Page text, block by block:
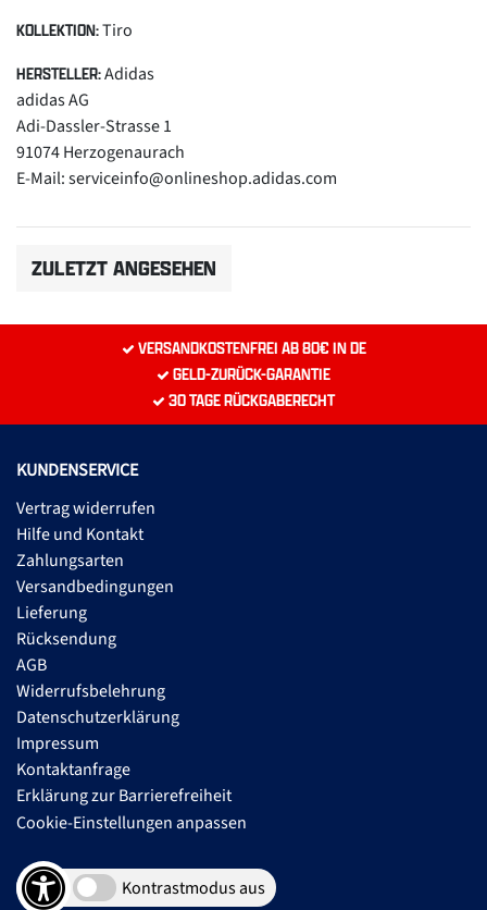
KOLLEKTION:Tiro
HERSTELLER:Adidas
adidas AG
Adi-Dassler-Strasse 1
91074 Herzogenaurach
E-Mail: serviceinfo@onlineshop.adidas.com
ZULETZT ANGESEHEN
VERSANDKOSTENFREI AB 80€ IN DE
GELD-ZURÜCK-GARANTIE
30 TAGE RÜCKGABERECHT
KUNDENSERVICE
Vertrag widerrufen
Hilfe und Kontakt
Zahlungsarten
Versandbedingungen
Lieferung
Rücksendung
AGB
Widerrufsbelehrung
Datenschutzerklärung
Impressum
Kontaktanfrage
Erklärung zur Barrierefreiheit
Cookie-Einstellungen anpassen
Kontrastmodus aus